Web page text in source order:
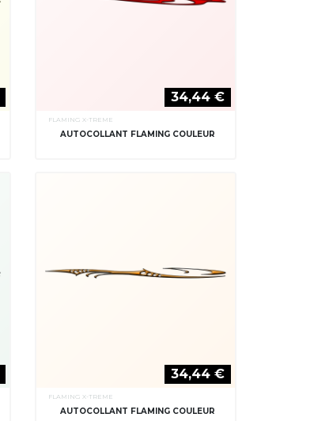
34,44 €
FLAMING X-TREME
AUTOCOLLANT FLAMING COULEUR
34,44 €
FLAMING X-TREME
AUTOCOLLANT FLAMING COULEUR